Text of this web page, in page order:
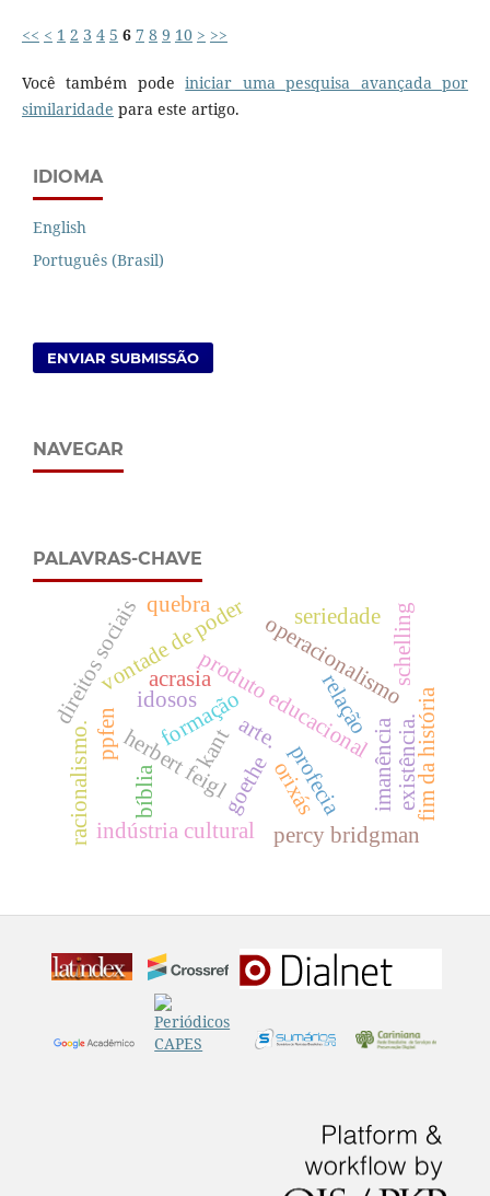
<< < 1 2 3 4 5 6 7 8 9 10 > >>
Você também podeiniciar uma pesquisa avançada por
similaridade para este artigo.
IDIOMA
English
Português (Brasil)
ENVIAR SUBMISSÃO
NAVEGAR
PALAVRAS-CHAVE
kant
herbert feigl
bíblia profecia
produto educacional
relação
vontade de poder
acrasia
formação
indústria cultural
operacionalismo
percy bridgman
fim da história
idosos
direitos sociais
arte.
schelling
racionalismo. existência.
goethe imanência
seriedade
quebra
ppfen
orixás